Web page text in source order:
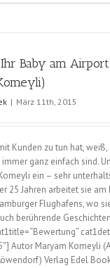
Baby am
| März 11th, 2015
Kunden zu tun hat, weiß,
ganz einfach sind.
ein – sehr
25 Jahren arbeitet sie am
Flughafens, wo
berührende
Autor Maryam Komeyli
Verlag Edel